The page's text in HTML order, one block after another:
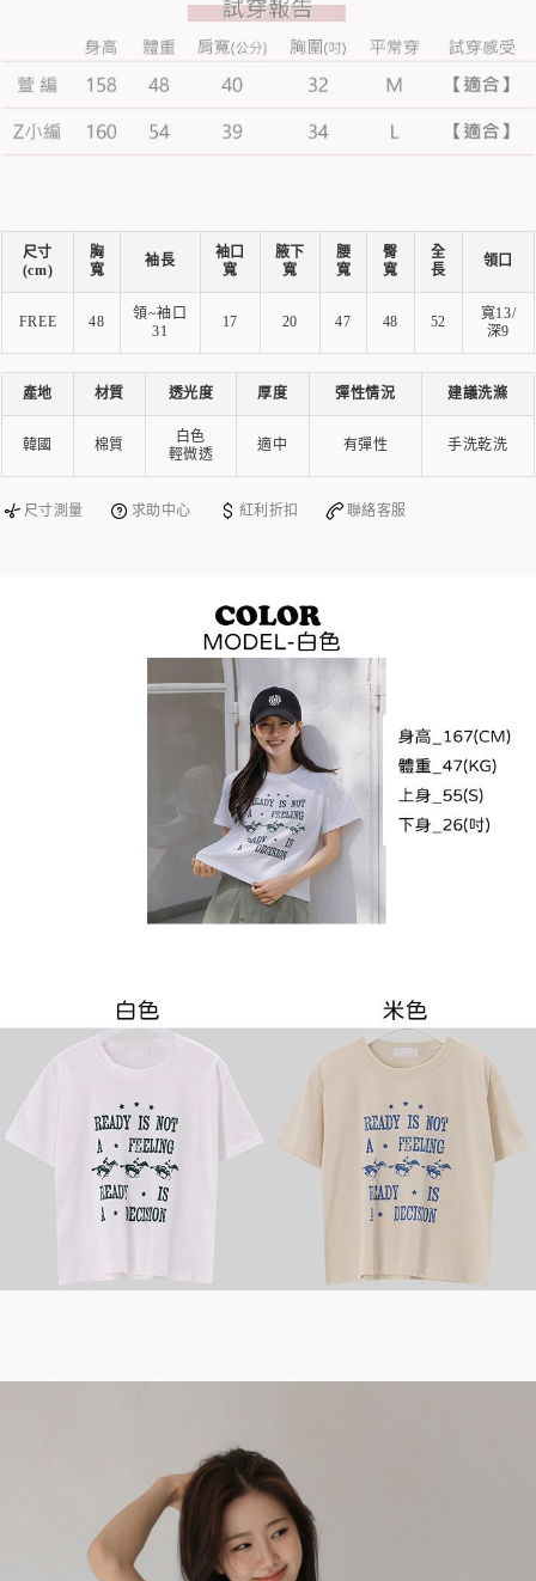
尺寸
(cm)
胸
寬
袖長
袖口
寬
腋下
寬
腰
寬
臀
寬
全
長
領口
FREE 48
領~袖口
31
17 20 47 48 52
寬13/
深9
產地 材質 透光度 厚度 彈性情況 建議洗滌
韓國 棉質
白色
輕微透
適中 有彈性 手洗乾洗
尺寸測量 求助中心 紅利折扣 聯絡客服